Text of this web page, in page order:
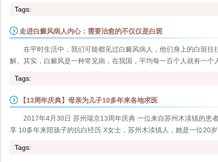
Tags:
走进白癜风病人内心：需要治愈的不仅仅是白斑
在平时生活中，我们可能都见过白癜风病人，他们身上的白斑
解。其实，白癜风是一种常见病，在我国，平均每一百个人就有一个
Tags:
【13周年庆典】母亲为儿子10多年来各地求医
2017年4月30日 苏州瑞京13周年庆典 一位来自苏州木渎镇的患
享 10多年来陪孩子的抗白经历 X女士，苏州木渎镇人，她是一位20
Tags: